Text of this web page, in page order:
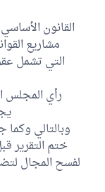
القانون
مشاريع
التي تشمل
رأي المجلس
وبالتالي
ختم التقرير
لفسح المجال